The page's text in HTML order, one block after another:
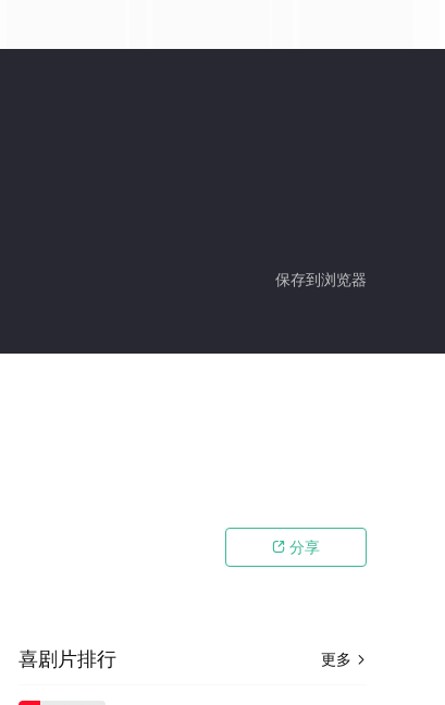
保存到浏览器
 分享
更多 
喜剧片排行